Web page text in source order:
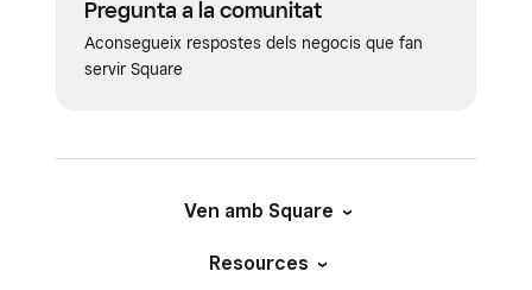
Pregunta a la comunitat
Aconsegueix respostes dels negocis que fan
servir Square
Ven amb Square
Resources